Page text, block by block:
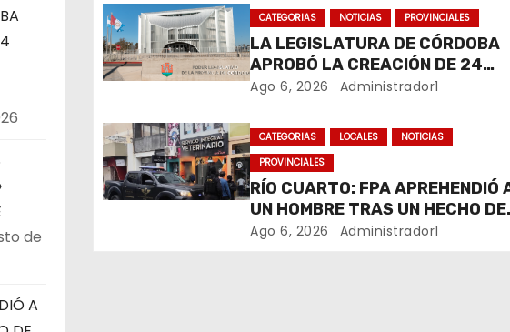
de
A
ó
n
e
e
n
CATEGORIAS NOTICIAS PROVINCIALES
LA LEGISLATURA DE CÓRDOBA
APROBÓ LA CREACIÓN DE 24
NUEVOS ÓRGANOS DEL
DEFENSA
Ago 6, 2026 Administrador1
CATEGORIAS LOCALES
NOTICIAS
PROVINCIALES
RÍO CUARTO: FPA APREHENDIÓ
UN HOMBRE TRAS UN HECHO DE
HURTO EN UNA VETERINARIA
Ago 6, 2026 Administrador1